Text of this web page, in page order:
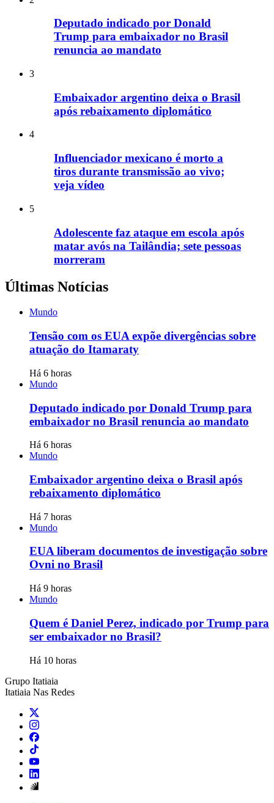
Deputado indicado por Donald
Trump para embaixador no Brasil
renuncia ao mandato
3
Embaixador argentino deixa o Brasil
após rebaixamento diplomático
4
Influenciador mexicano é morto a
tiros durante transmissão ao vivo;
veja vídeo
5
Adolescente faz ataque em escola após
matar avós na Tailândia; sete pessoas
morreram
Últimas Notícias
Mundo
Tensão com os EUA expõe divergências sobre
atuação do Itamaraty
Há 6 horas
Mundo
Deputado indicado por Donald Trump para
embaixador no Brasil renuncia ao mandato
Há 6 horas
Mundo
Embaixador argentino deixa o Brasil após
rebaixamento diplomático
Há 7 horas
Mundo
EUA liberam documentos de investigação sobre
Ovni no Brasil
Há 9 horas
Mundo
Quem é Daniel Perez, indicado por Trump para
ser embaixador no Brasil?
Há 10 horas
Grupo Itatiaia
Itatiaia Nas Redes